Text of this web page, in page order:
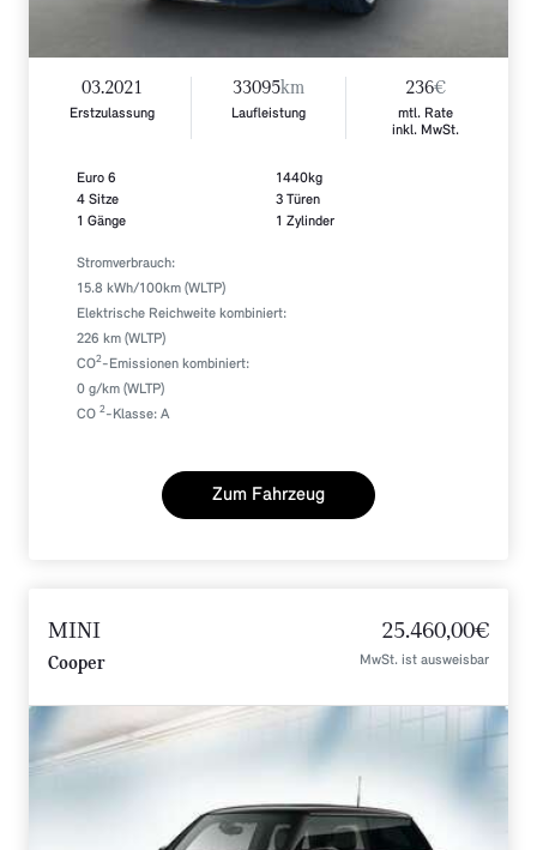
03.2021
Erstzulassung
33095km
Laufleistung
236€
mtl. Rate
inkl. MwSt.
Euro 6
4 Sitze
1 Gänge
1440kg
3 Türen
1 Zylinder
Stromverbrauch:
15.8 kWh/100km (WLTP)
Elektrische Reichweite kombiniert:
226 km (WLTP)
CO2-Emissionen kombiniert:
0 g/km (WLTP)
CO 2-Klasse: A
Zum Fahrzeug
MINI
Cooper
25.460,00€
MwSt. ist ausweisbar